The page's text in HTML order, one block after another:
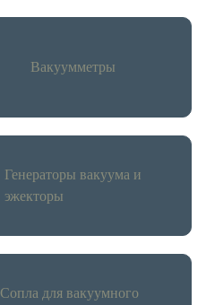
Вакуумметры
Генераторы вакуума и
эжекторы
Сопла для вакуумного